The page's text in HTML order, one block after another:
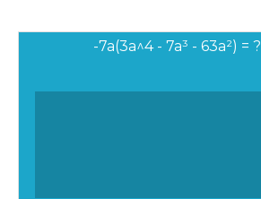
-7a(3a^4 - 7a³ - 63a²) = ?